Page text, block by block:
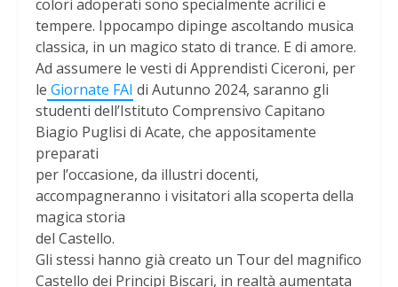
colori adoperati sono specialmente acrilici e
tempere. Ippocampo dipinge ascoltando musica
classica, in un magico stato di trance. E di amore.
Ad assumere le vesti di Apprendisti Ciceroni, per
le Giornate FAI di Autunno 2024, saranno gli
studenti dell’Istituto Comprensivo Capitano
Biagio Puglisi di Acate, che appositamente
preparati
per l’occasione, da illustri docenti,
accompagneranno i visitatori alla scoperta della
magica storia
del Castello.
Gli stessi hanno già creato un Tour del magnifico
Castello dei Principi Biscari, in realtà aumentata